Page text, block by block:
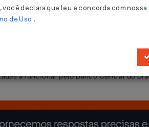
Pix e aprova o seu regulamento,
a funcionar pelo Banco Central do
declara que leu e concorda com nossa
de Uso .